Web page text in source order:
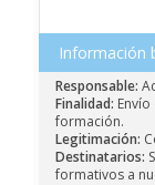
Información
Responsable:
Finalidad:
formación.
Legitimación:
Destinatarios:
formativos a